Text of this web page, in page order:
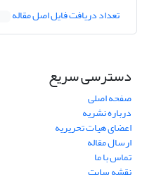
تعداد دریافت فایل اصل مقاله
دسترسی سریع
صفحه اصلی
درباره نشریه
اعضای هیات تحریریه
ارسال مقاله
تماس با ما